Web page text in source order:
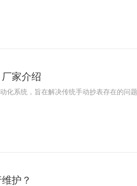
家介绍
化系统，旨在解决传统手动抄表存在的问
护？